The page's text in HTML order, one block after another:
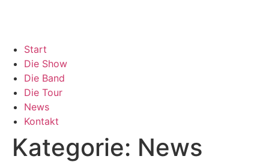
Start
Die Show
Die Band
Die Tour
News
Kontakt
Kategorie: News